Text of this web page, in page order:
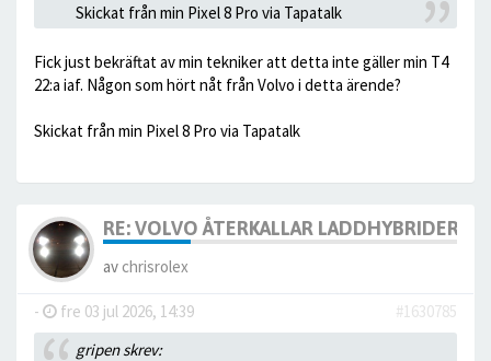
Skickat från min Pixel 8 Pro via Tapatalk
Fick just bekräftat av min tekniker att detta inte gäller min T4
22:a iaf. Någon som hört nåt från Volvo i detta ärende?
Skickat från min Pixel 8 Pro via Tapatalk
RE: VOLVO ÅTERKALLAR
av chrisrolex
- fre 03 jul 2026, 14:39
#1630785
gripen skrev: